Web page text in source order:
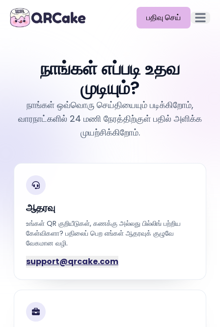
பதிவு செய்
ஆவணங்கள்
நாங்கள் எப்படி உதவ
முடியும்?
நாங்கள் ஒவ்வொரு செய்தியையும் படிக்கிறோம்,
வாரநாட்களில் 24 மணி நேரத்திற்குள் பதில் அளிக்க
முயற்சிக்கிறோம்.
ஆதரவு
உங்கள் QR குறியீடுகள், கணக்கு அல்லது பில்லிங் பற்றிய
கேள்விகளா? பதிலைப் பெற எங்கள் ஆதரவுக் குழுவே
வேகமான வழி.
support@qrcake.com